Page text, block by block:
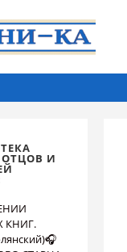
И
КНИГ.